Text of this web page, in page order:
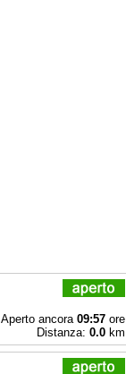
Aperto ancora 09:57ore
Distanza: 0.0km